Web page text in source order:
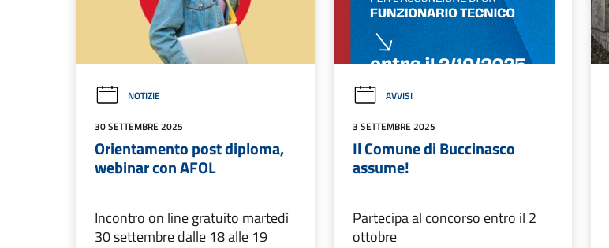
NOTIZIE
30 SETTEMBRE 2025
Orientamento post diploma,
webinar con AFOL
Incontro on line gratuito martedì
30 settembre dalle 18 alle 19
AVVISI
3 SETTEMBRE 2025
Il Comune di Buccinasco
assume!
Partecipa al concorso entro il 2
ottobre